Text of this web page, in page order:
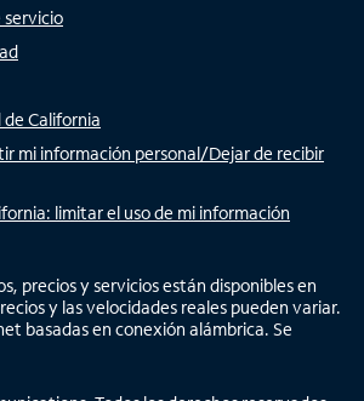
servicio
California
mi información personal/Dejar de recibir
limitar el uso de mi información
precios y servicios están disponibles en
y las velocidades reales pueden variar.
basadas en conexión alámbrica. Se